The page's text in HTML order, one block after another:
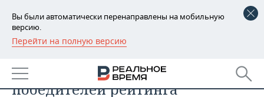
Вы были автоматически перенаправлены на мобильную
версию.
Перейти на полную версию
РЕГИОНЫ
БАШКОРТОСТАН
НОВОСТИ
Рузиль Минекаев вошел в число
победителей рейтинга